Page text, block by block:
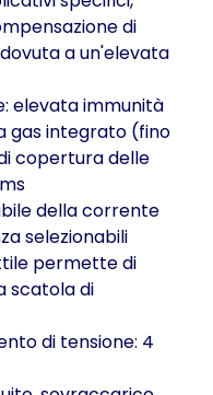
di
a un'elevata
elevata immunità
gas integrato (fino
copertura delle
della corrente
selezionabili
permette di
scatola di
di tensione: 4